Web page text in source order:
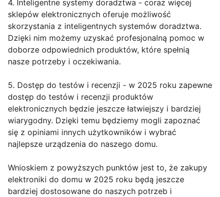
4. Inteligentne systemy doradztwa - coraz więcej
sklepów elektronicznych oferuje możliwość
skorzystania z inteligentnych systemów doradztwa.
Dzięki nim możemy uzyskać profesjonalną pomoc w
doborze odpowiednich produktów, które spełnią
nasze potrzeby i oczekiwania.
5. Dostęp do testów i recenzji - w 2025 roku zapewne
dostęp do testów i recenzji produktów
elektronicznych będzie jeszcze łatwiejszy i bardziej
wiarygodny. Dzięki temu będziemy mogli zapoznać
się z opiniami innych użytkowników i wybrać
najlepsze urządzenia do naszego domu.
Wnioskiem z powyższych punktów jest to, że zakupy
elektroniki do domu w 2025 roku będą jeszcze
bardziej dostosowane do naszych potrzeb i